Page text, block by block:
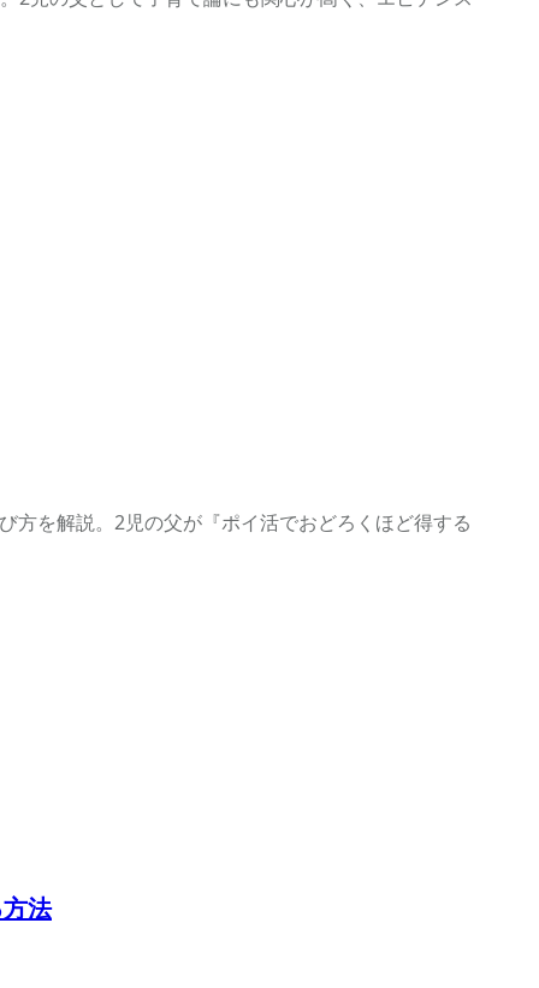
方を解説。2児の父が『ポイ活でおどろくほど得する
法